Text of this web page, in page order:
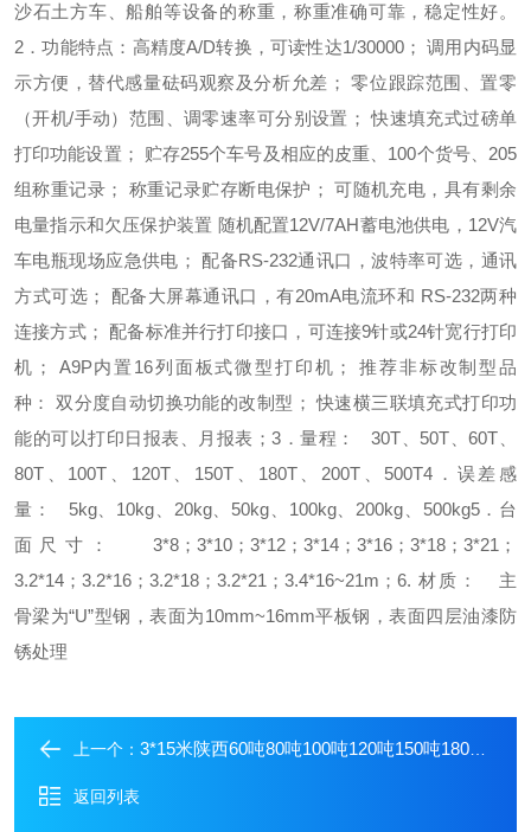
沙石土方车、船舶等设备的称重，称重准确可靠，稳定性好。
2．功能特点： 高精度A/D转换，可读性达1/30000；调用内码显
示方便，替代感量砝码观察及分析允差；零位跟踪范围、置零
（开机/手动）范围、调零速率可分别设置；快速填充式过磅单
打印功能设置； 贮存255个车号及相应的皮重、100个货号、205
组称重记录； 称重记录贮存断电保护；可随机充电，具有剩余
电量指示和欠压保护装置 随机配置12V/7AH蓄电池供电，12V汽
车电瓶现场应急供电；配备RS-232通讯口，波特率可选，通讯
方式可选； 配备大屏幕通讯口，有20mA电流环和 RS-232两种
连接方式；配备标准并行打印接口，可连接9针或24针宽行打印
机； A9P内置16列面板式微型打印机；推荐非标改制型品
种： 双分度自动切换功能的改制型；快速横三联填充式打印功
能的可以打印日报表、月报表；3．量程：
30T、50T、60T、
80T、100T、120T、150T、180T、200T、500T4．误差感
量：
5kg、10kg、20kg、50kg、100kg、200kg、500kg5．台
面尺寸：
3*8；3*10；3*12；3*14；3*16；3*18；3*21；
3.2*14；3.2*16；3.2*18；3.2*21；3.4*16~21m； 6. 材质：
主
骨梁为“U”型钢，表面为10mm~16mm平板钢，表面四层油漆防
锈处理
上一个： 3*15米陕西60吨80吨100吨120吨150吨180吨电子地磅
返回列表